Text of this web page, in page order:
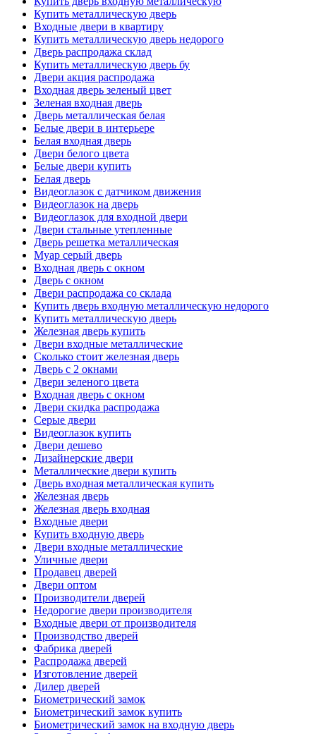
Купить металлическую дверь
Входные двери в квартиру
Купить металлическую дверь недорого
Дверь распродажа склад
Купить металлическую дверь бу
Двери акция распродажа
Входная дверь зеленый цвет
Зеленая входная дверь
Дверь металлическая белая
Белые двери в интерьере
Белая входная дверь
Двери белого цвета
Белые двери купить
Белая дверь
Видеоглазок с датчиком движения
Видеоглазок на дверь
Видеоглазок для входной двери
Двери стальные утепленные
Дверь решетка металлическая
Муар серый дверь
Входная дверь с окном
Дверь с окном
Двери распродажа со склада
Купить дверь входную металлическую недорого
Купить металлическую дверь
Железная дверь купить
Двери входные металлические
Сколько стоит железная дверь
Дверь с 2 окнами
Двери зеленого цвета
Входная дверь с окном
Двери скидка распродажа
Серые двери
Видеоглазок купить
Двери дешево
Дизайнерские двери
Металлические двери купить
Дверь входная металлическая купить
Железная дверь
Железная дверь входная
Входные двери
Купить входную дверь
Двери входные металлические
Уличные двери
Продавец дверей
Двери оптом
Производители дверей
Недорогие двери производителя
Входные двери от производителя
Производство дверей
Фабрика дверей
Распродажа дверей
Изготовление дверей
Дилер дверей
Биометрический замок
Биометрический замок купить
Биометрический замок на входную дверь